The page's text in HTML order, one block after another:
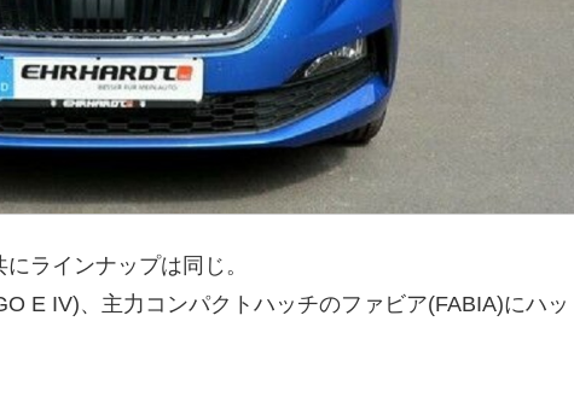
ラインナップは同じ。
E IV)、主力コンパクトハッチのファビア(FABIA)にハッ